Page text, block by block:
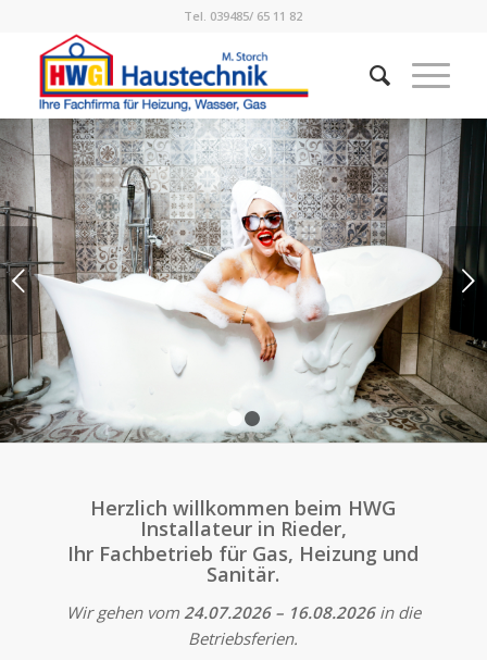
Tel. 039485/ 65 11 82
Weiter
1 2
Herzlich willkommen beim HWG
Installateur in Rieder,
Ihr Fachbetrieb für Gas, Heizung und
Sanitär.
Wir gehen vom 24.07.2026 – 16.08.2026in die
Betriebsferien.